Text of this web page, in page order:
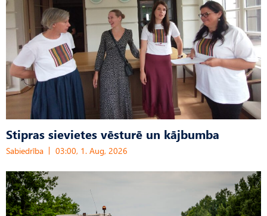
Stipras sievietes vēsturē un kājbumba
Sabiedrība 03:00, 1. Aug, 2026